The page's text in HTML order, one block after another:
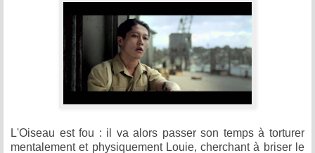
L'Oiseau est fou : il va alors passer son temps à torturer
mentalement et physiquement Louie, cherchant à briser le